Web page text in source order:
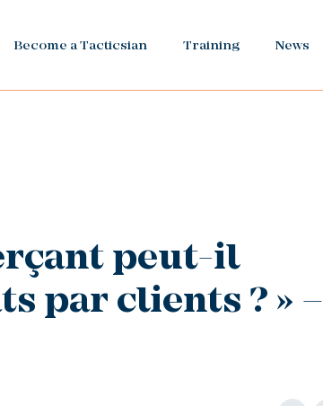
Become a Tacticsian Training News
peut-il
par clients ? » –